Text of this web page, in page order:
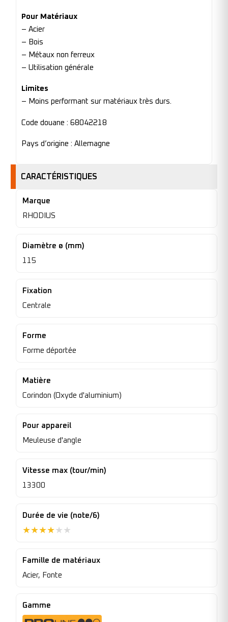
Pour Matériaux
– Acier
– Bois
– Métaux non ferreux
– Utilisation générale
Limites
– Moins performant sur matériaux très durs.
Code douane : 68042218
Pays d’origine : Allemagne
CARACTÉRISTIQUES
Marque
RHODIUS
Diamètre ø (mm)
115
Fixation
Centrale
Forme
Forme déportée
Matière
Corindon (Oxyde d'aluminium)
Pour appareil
Meuleuse d'angle
Vitesse max (tour/min)
13300
Durée de vie (note/6)
★★★★★ ★
Famille de matériaux
Acier, Fonte
Gamme